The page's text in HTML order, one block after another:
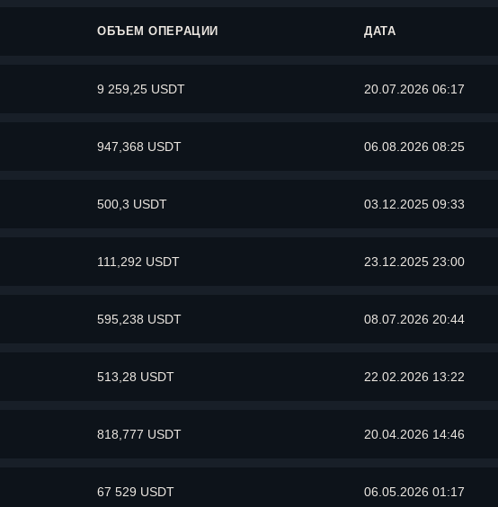
ОБЪЕМ ОПЕРАЦИИ ДАТА
9 259,25 USDT 20.07.2026 06:17
947,368 USDT 06.08.2026 08:25
500,3 USDT 03.12.2025 09:33
111,292 USDT 23.12.2025 23:00
595,238 USDT 08.07.2026 20:44
513,28 USDT 22.02.2026 13:22
818,777 USDT 20.04.2026 14:46
67 529 USDT 06.05.2026 01:17